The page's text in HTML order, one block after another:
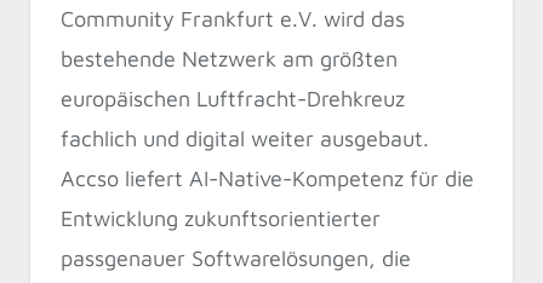
Community Frankfurt e.V. wird das
bestehende Netzwerk am größten
europäischen Luftfracht-Drehkreuz
fachlich und digital weiter ausgebaut.
Accso liefert AI-Native-Kompetenz für die
Entwicklung zukunftsorientierter
passgenauer Softwarelösungen, die